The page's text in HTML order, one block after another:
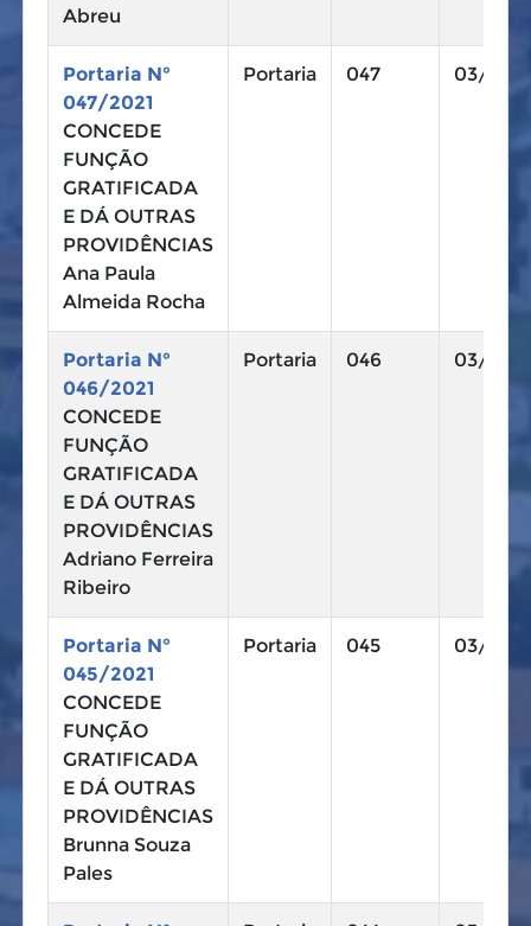
Abreu
Portaria N°
047/2021
CONCEDE
FUNÇÃO
GRATIFICADA
E DÁ OUTRAS
PROVIDÊNCIAS
Ana Paula
Almeida Rocha
Portaria 047 03/11/
Portaria N°
046/2021
CONCEDE
FUNÇÃO
GRATIFICADA
E DÁ OUTRAS
PROVIDÊNCIAS
Adriano Ferreira
Ribeiro
Portaria 046 03/11/
Portaria N°
045/2021
CONCEDE
FUNÇÃO
GRATIFICADA
E DÁ OUTRAS
PROVIDÊNCIAS
Brunna Souza
Pales
Portaria 045 03/11/